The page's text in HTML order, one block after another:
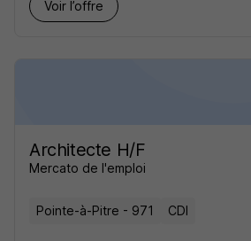
Voir l’offre
Architecte H/F
Mercato de l'emploi
Pointe-à-Pitre - 971 CDI